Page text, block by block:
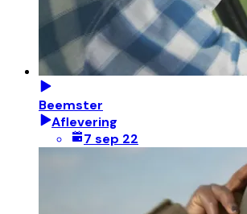
Beemster
Aflevering
7 sep 22